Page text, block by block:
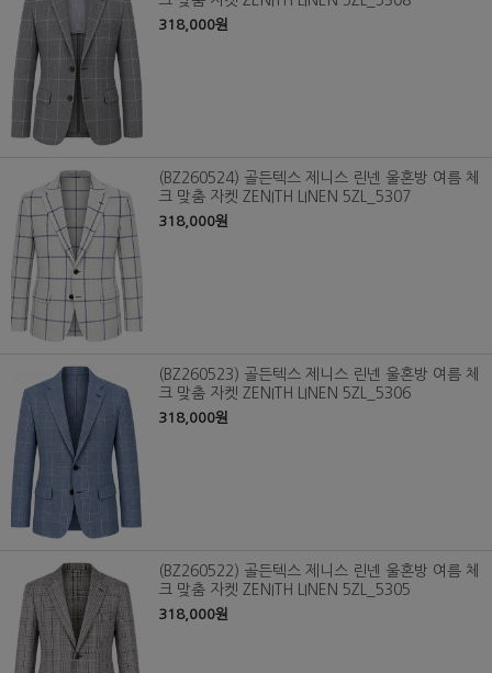
318,000원
(BZ260524) 골든텍스 제니스 린넨 울혼방 여름 체
크 맞춤 자켓 ZENITH LINEN 5ZL_5307
318,000원
(BZ260523) 골든텍스 제니스 린넨 울혼방 여름 체
크 맞춤 자켓 ZENITH LINEN 5ZL_5306
318,000원
(BZ260522) 골든텍스 제니스 린넨 울혼방 여름 체
크 맞춤 자켓 ZENITH LINEN 5ZL_5305
318,000원